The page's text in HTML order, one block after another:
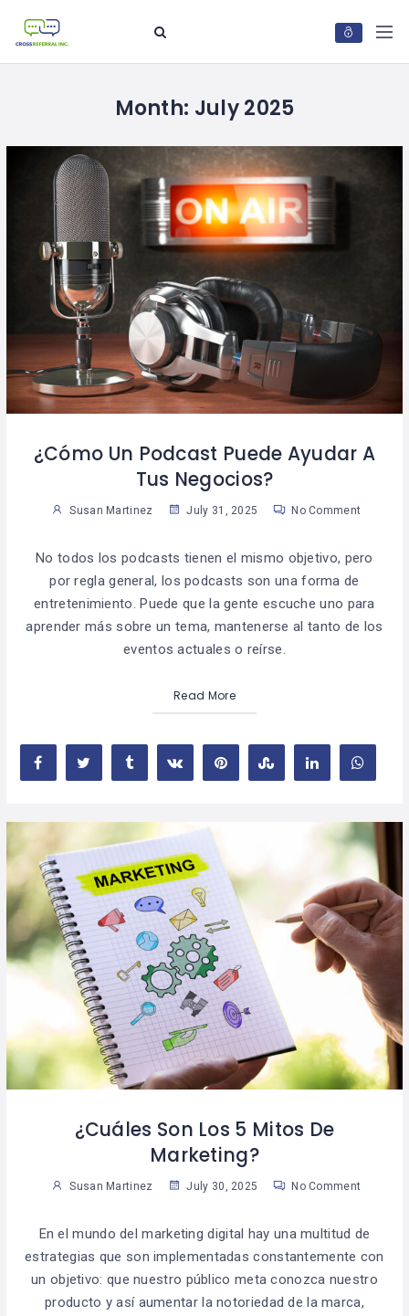
Month: July 2025
¿Cómo Un Podcast Puede Ayudar A
Tus Negocios?
Susan Martinez July 31, 2025 No Comment
No todos los podcasts tienen el mismo objetivo, pero
por regla general, los podcasts son una forma de
entretenimiento. Puede que la gente escuche uno para
aprender más sobre un tema, mantenerse al tanto de los
eventos actuales o reírse.
Read More
¿Cuáles Son Los 5 Mitos De
Marketing?
Susan Martinez July 30, 2025 No Comment
En el mundo del marketing digital hay una multitud de
estrategias que son implementadas constantemente con
un objetivo: que nuestro público meta conozca nuestro
producto y así aumentar la notoriedad de la marca,